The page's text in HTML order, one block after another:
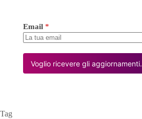
Email *
Voglio ricevere gli aggiornamenti.
Tag